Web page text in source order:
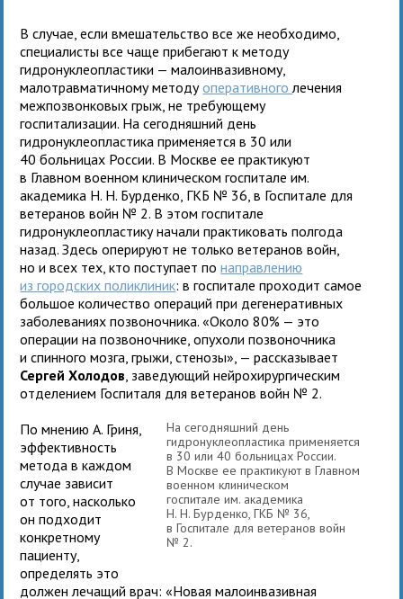
В случае, если вмешательство все же необходимо,
специалисты все чаще прибегают к методу
гидронуклеопластики — малоинвазивному,
малотравматичному методуоперативноголечения
межпозвонковых грыж, не требующему
госпитализации. На сегодняшний день
гидронуклеопластика применяется в 30 или
40 больницах России. В Москве ее практикуют
в Главном военном клиническом госпитале им.
академика Н. Н. Бурденко, ГКБ № 36, в Госпитале для
ветеранов войн № 2. В этом госпитале
гидронуклеопластику начали практиковать полгода
назад. Здесь оперируют не только ветеранов войн,
но и всех тех, кто поступает понаправлению
из городских поликлиник: в госпитале проходит самое
большое количество операций при дегенеративных
заболеваниях позвоночника. «Около 80% — это
операции на позвоночнике, опухоли позвоночника
и спинного мозга, грыжи, стенозы», — рассказывает
Сергей Холодов , заведующий нейрохирургическим
отделением Госпиталя для ветеранов войн № 2.
На сегодняшний день
гидронуклеопластика применяется
в 30 или 40 больницах России.
В Москве ее практикуют в Главном
военном клиническом
госпитале им. академика
Н. Н. Бурденко, ГКБ № 36,
в Госпитале для ветеранов войн
№ 2.
По мнению А. Гриня,
эффективность
метода в каждом
случае зависит
от того, насколько
он подходит
конкретному
пациенту,
определять это
должен лечащий врач: «Новая малоинвазивная